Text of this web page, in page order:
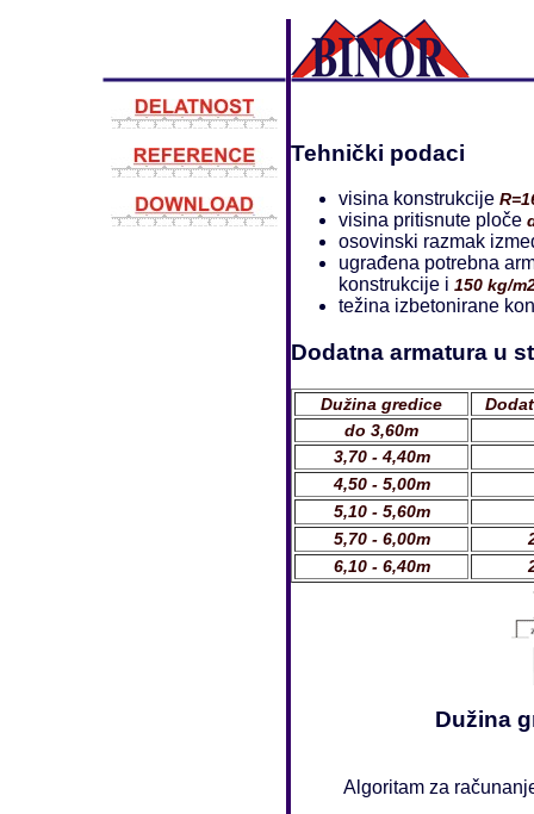
Tehnički podaci
visina konstrukcije
visina pritisnute ploče
osovinski razmak
ugrađena potrebna
konstrukcije i 150 kg/
težina izbetonirane
Dodatna armatura u
Dužina gredice
do 3,60m
3,70 - 4,40m
4,50 - 5,00m
5,10 - 5,60m
5,70 - 6,00m
6,10 - 6,40m
Dužina
Algoritam za